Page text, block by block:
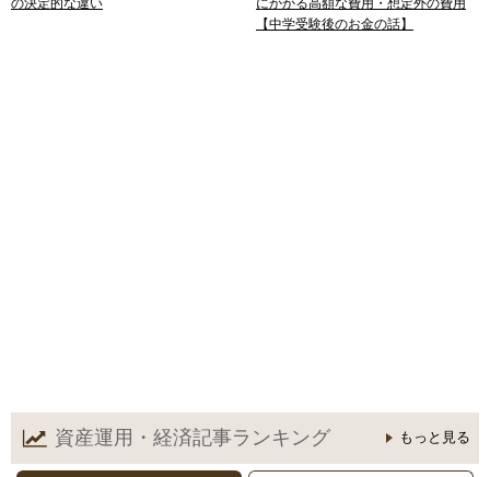
【中学受験後のお金の話】
資産運用・経済記事ランキング もっと見る